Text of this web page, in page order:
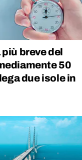
breve del
50
due isole in